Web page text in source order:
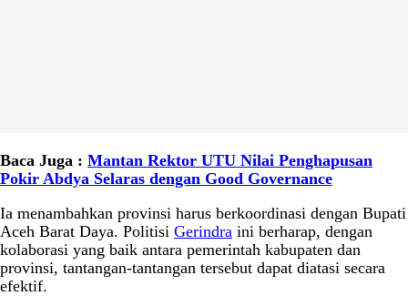
Baca Juga : Mantan Rektor UTU Nilai Penghapusan
Pokir Abdya Selaras dengan Good Governance
Ia menambahkan provinsi harus berkoordinasi dengan Bupati
Aceh Barat Daya. Politisi Gerindra ini berharap, dengan
kolaborasi yang baik antara pemerintah kabupaten dan
provinsi, tantangan-tantangan tersebut dapat diatasi secara
efektif.